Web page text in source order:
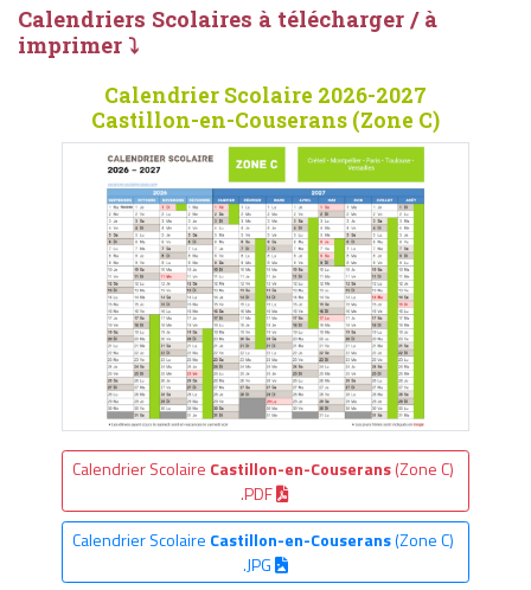
Calendriers Scolaires à télécharger / à
imprimer ⤵
Calendrier Scolaire 2026-2027
Castillon-en-Couserans (Zone C)
Calendrier Scolaire Castillon-en-Couserans(Zone C)
.PDF
Calendrier Scolaire Castillon-en-Couserans(Zone C)
.JPG